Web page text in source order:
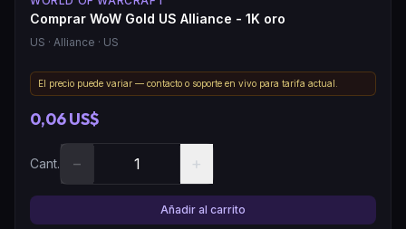
Comprar WoW Gold US Alliance - 1K oro
US · Alliance · US
El precio puede variar — contacto o soporte en vivo para tarifa actual.
0,06 US$
Cant. − +
Añadir al carrito